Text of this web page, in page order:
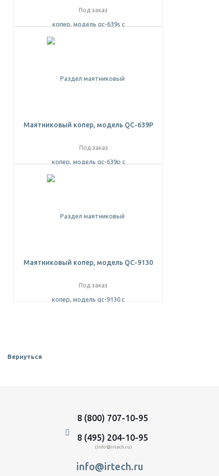
Под заказ
Маятниковый копер, модель QC-639P
Под заказ
Маятниковый копер, модель QC-9130
Под заказ
Вернуться
8 (800) 707-10-95
8 (495) 204-10-95
(info@irtech.ru)
info@irtech.ru